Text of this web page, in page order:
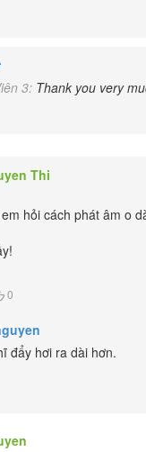
3: Thank you very
Thi
hỏi cách phát âm o
0
đẩy hơi ra dài hơn.